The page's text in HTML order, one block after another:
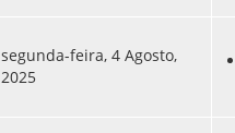
segunda-feira, 4 Agosto,
2025